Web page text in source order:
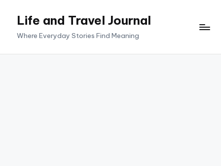
Life and Travel Journal
Where Everyday Stories Find Meaning